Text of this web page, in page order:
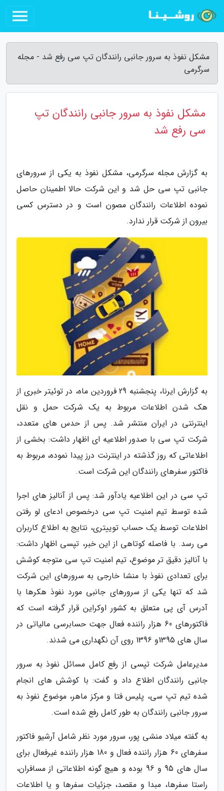
مشکل نفوذ به سرور جانبی رانندگان تپ سی رفع شد - مجله
سرگرمی
مشکل نفوذ به سرور جانبی رانندگان تپ
سی رفع شد
به گزارش مجله سرگرمی، مشکل نفوذ به یکی از سرورهای
جانبی تپ سی حل شد و این شرکت حالا اطمینان حاصل
نموده اطلاعات رانندگان مصون است و در دسترس کسی
بیرون از شرکت قرار ندارد.
به گزارش ایرنا، پنجشنبه 29 فروردین ماه، در توئیتر خبری از
هک شدن اطلاعات مربوط به یک شرکت حمل و نقل
اینترنتی در ایران منتشر شد. پس از حدس های متعدد،
شرکت تپ سی با صدور اطلاعیه ای اظهار داشت: بخشی از
اطلاعاتی که روز گذشته در اینترنت درز پیدا نموده، مربوط به
فاکتور سفرهای رانندگان این شرکت است.
تپ سی در این اطلاعیه یادآور شد: پس از آنالیز های اجرا
شده توسط تیم امنیت تپ سی درخصوص ادعای لو رفتن
اطلاعات توسط یک حساب توییتری، نتایج به اطلاع کاربران
می رسد. با فاصله کوتاهی از این خبر، تپسی اظهار داشت:
با آنالیز دقیق تر موضوع، تیم امنیت تپ سی متوجه کوشش
برای تعدادی نفوذ با منشا خارجی به سرورهای این شرکت
شد که تنها یکی از سرورهای جانبی مورد نفوذ هکرها با
آدرس آی پی متعلق به کشور اوکراین قرار گرفته است که
فاکتورهای 60 هزار راننده فعال جهت حسابرسی مالیاتی در
سال های 1395و 1396 روی آن نگهداری می شدند.
مدیرعامل شرکت تپسی از رفع کامل مسائل نفوذ به سرور
جانبی رانندگان اطلاع داد و گفت: با کوشش های انجام
شده تیم تپ سی، پلیس فتا و مرکز ماهر، موضوع نفوذ به
سرور جانبی رانندگان به طور کامل رفع شده است.
به گفته میلاد منشی پور، سرور مورد نظر شامل آرشیو فاکتور
سفرهای 60 هزار راننده فعال و 180 هزار راننده غیرفعال برای
سال های 95 و 96 بوده و هیچ گونه اطلاعاتی از مسافران،
راستا سفرها، مبدا و مقصد، جزئیات سفرها و یا اطلاعات